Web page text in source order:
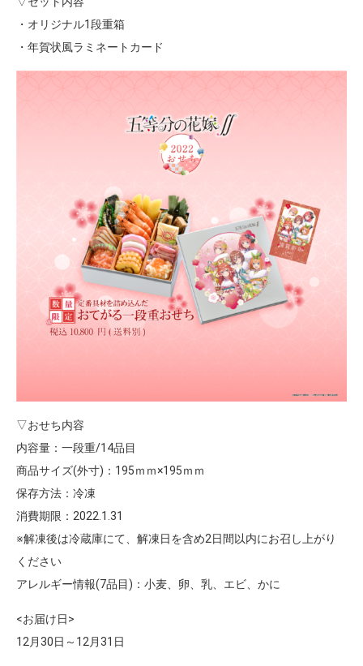
・オリジナル1段重箱
・年賀状風ラミネートカード
▽おせち内容
内容量：一段重/14品目
商品サイズ(外寸)：195ｍｍ×195ｍｍ
保存方法：冷凍
消費期限：2022.1.31
※解凍後は冷蔵庫にて、解凍日を含め2日間以内にお召し上がり
ください
アレルギー情報(7品目)：小麦、卵、乳、エビ、かに
<お届け日>
12月30日～12月31日